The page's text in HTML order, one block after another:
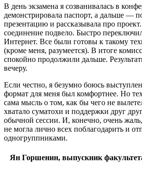
В день экзамена я созванивалась в
демонстрировала паспорт, а дальше —
презентацию и рассказывала про
соединение подвело. Быстро
Интернет. Все были готовы к такому
(кроме меня, разумеется). В итоге
спокойно продолжили дальше.
вечеру.
Если честно, я безумно боюсь
формат для меня был комфортнее. Но
сама мысль о том, как бы чего не
хватало суматохи и поддержки друг
обычной сессии. И, конечно, очень
не могла лично всех поблагодарить и
одногруппниками.
Ян Горшенин, выпускник